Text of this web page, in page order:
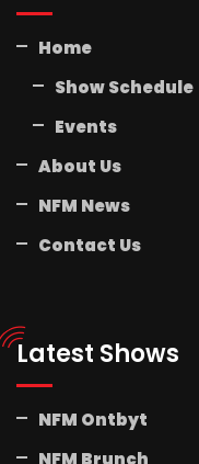
Home
Show Schedule
Events
About Us
NFM News
Contact Us
Latest Shows
NFM Ontbyt
NFM Brunch